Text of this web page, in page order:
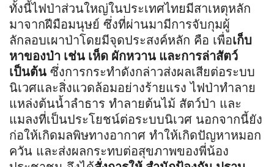
ทั้งนี้ไฟป่าส่วนใหญ่ในประเทศไทยมีสาเหตุหลัก
มาจากฝีมือมนุษย์ ซึ่งที่ผ่านมามีการจับกุมผู้
ลักลอบเผาป่าโดยมีจุดประสงค์หลัก คือ เพื่อเก็บ
หาของป่า เช่น เห็ด ผักหวาน และการล่าสัตว์
เป็นต้น ซึ่งการกระทำดังกล่าวส่งผลเสียต่อระบบ
นิเวศและสิ่งแวดล้อมอย่างร้ายแรง ไฟป่าทำลาย
แหล่งต้นน้ำลำธาร ทำลายต้นไม้ สัตว์ป่า และ
แมลงที่เป็นประโยชน์ต่อระบบนิเวศ นอกจากนี้ยัง
ก่อให้เกิดมลพิษทางอากาศ ทำให้เกิดปัญหาหมอก
ควัน และส่งผลกระทบต่อสุขภาพของพี่น้อง